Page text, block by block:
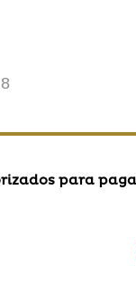
para